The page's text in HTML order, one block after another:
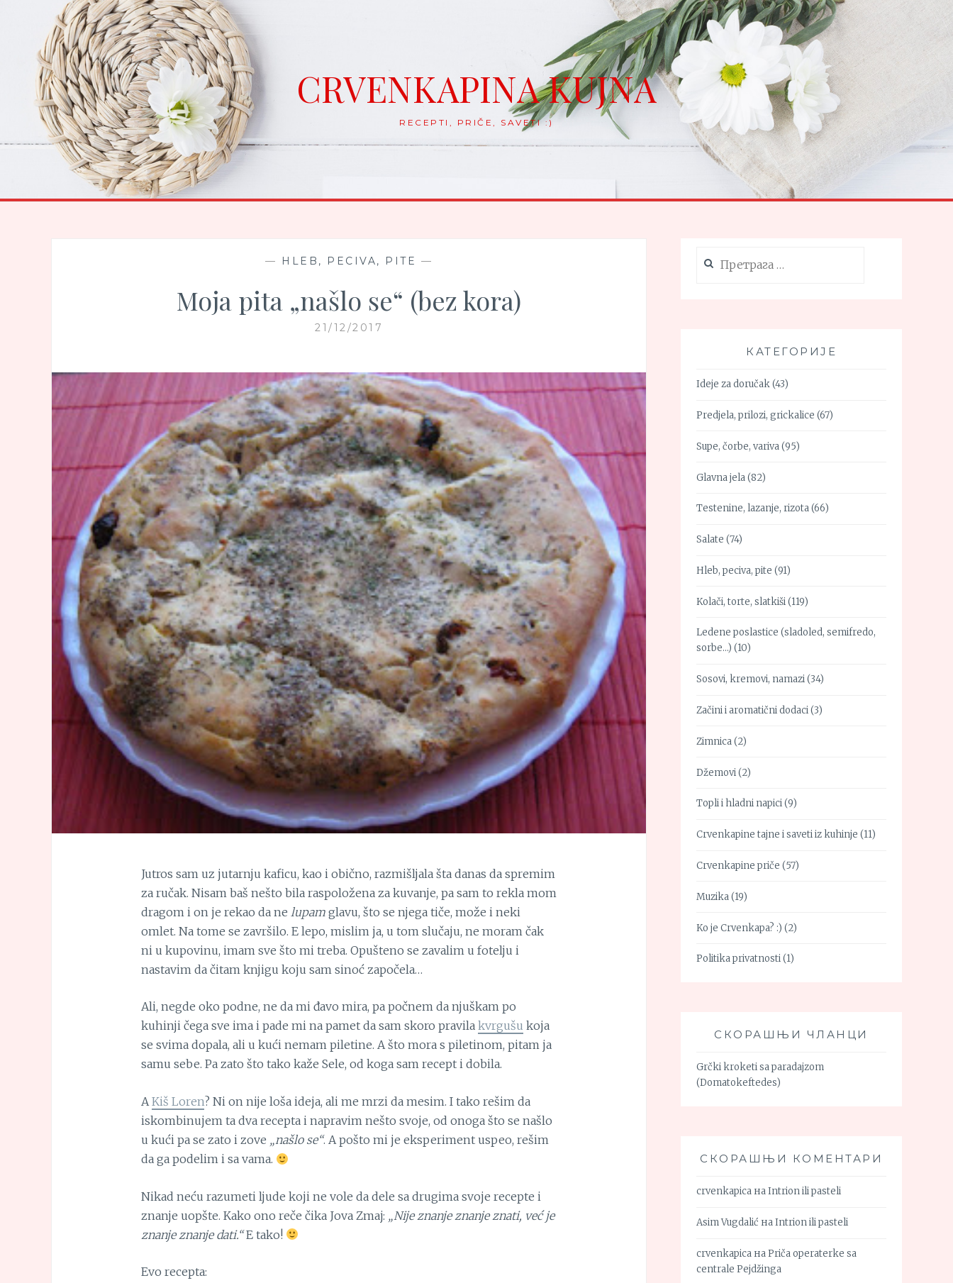
content
CRVENKAPINA KUJNA
RECEPTI, PRIČE, SAVETI :)
— HLEB, PECIVA, PITE —
Moja pita „našlo se“ (bez kora)
21/12/2017
Jutros sam uz jutarnju kaficu, kao i obično, razmišljala šta danas da spremim
za ručak. Nisam baš nešto bila raspoložena za kuvanje, pa sam to rekla mom
dragom i on je rekao da ne lupamglavu, što se njega tiče, može i neki
omlet. Na tome se završilo. E lepo, mislim ja, u tom slučaju, ne moram čak
ni u kupovinu, imam sve što mi treba. Opušteno se zavalim u fotelju i
nastavim da čitam knjigu koju sam sinoć započela…
Ali, negde oko podne, ne da mi đavo mira, pa počnem da njuškam po
kuhinji čega sve ima i pade mi na pamet da sam skoro pravila kvrgušu koja
se svima dopala, ali u kući nemam piletine. A što mora s piletinom, pitam ja
samu sebe. Pa zato što tako kaže Sele, od koga sam recept i dobila.
AKiš Loren? Ni on nije loša ideja, ali me mrzi da mesim. I tako rešim da
iskombinujem ta dva recepta i napravim nešto svoje, od onoga što se našlo
u kući pa se zato i zove „našlo se“. A pošto mi je eksperiment uspeo, rešim
da ga podelim i sa vama.
Nikad neću razumeti ljude koji ne vole da dele sa drugima svoje recepte i
znanje uopšte. Kako ono reče čika Jova Zmaj: „Nije znanje znanje znati, već je
znanje znanje dati.“E tako!
Evo recepta:
за:
КАТЕГОРИЈЕ
Ideje za doručak(43)
Predjela, prilozi, grickalice (67)
Supe, čorbe, variva(95)
Glavna jela(82)
Testenine, lazanje, rizota(66)
Salate (74)
Hleb, peciva, pite (91)
Kolači, torte, slatkiši(119)
Ledene poslastice (sladoled, semifredo,
sorbe…) (10)
Sosovi, kremovi, namazi(34)
Začini i aromatični dodaci(3)
Zimnica(2)
Džemovi(2)
Topli i hladni napici(9)
Crvenkapine tajne i saveti iz kuhinje (11)
Crvenkapine priče (57)
Muzika(19)
Ko je Crvenkapa? :) (2)
Politika privatnosti(1)
СКОРАШЊИ ЧЛАНЦИ
Grčki kroketi sa paradajzom
(Domatokeftedes)
СКОРАШЊИ КОМЕНТАРИ
crvenkapica наIntrion ili pasteli
Asim Vugdalić наIntrion ili pasteli
crvenkapica наPriča operaterke sa
centrale Pejdžinga